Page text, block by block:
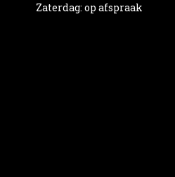
Zaterdag: op afspraak